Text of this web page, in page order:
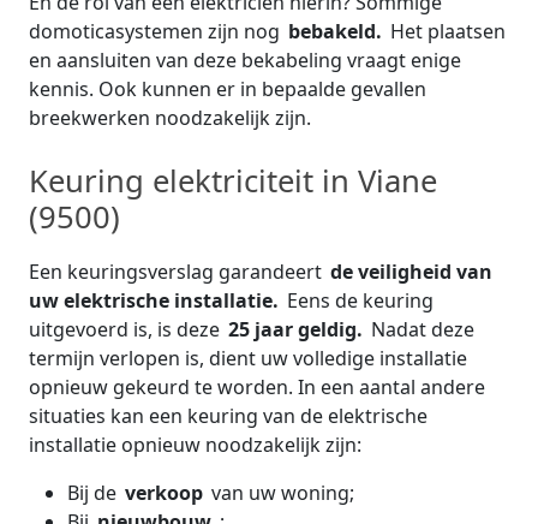
domoticasystemen zijn nog bebakeld. Het plaatsen
en aansluiten van deze bekabeling vraagt enige
kennis. Ook kunnen er in bepaalde gevallen
breekwerken noodzakelijk zijn.
Keuring elektriciteit in Viane
(9500)
Een keuringsverslag garandeert de veiligheid van
uw elektrische installatie. Eens de keuring
uitgevoerd is, is deze 25 jaar geldig. Nadat deze
termijn verlopen is, dient uw volledige installatie
opnieuw gekeurd te worden. In een aantal andere
situaties kan een keuring van de elektrische
installatie opnieuw noodzakelijk zijn:
Bij de verkoop van uw woning;